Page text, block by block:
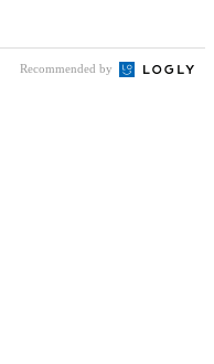
Recommended by